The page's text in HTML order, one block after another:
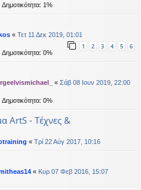
Δημοτικότητα: 1%
« Τετ 11 Δεκ 2019, 01:01
1 2 3 4 5 6
Δημοτικότητα: 0%
« Σάβ 08 Ιουν 2019, 22:00
Δημοτικότητα: 0%
ArtS - Τέχνες &
« Τρί 22 Αύγ 2017, 10:16
« Κυρ 07 Φεβ 2016, 15:07